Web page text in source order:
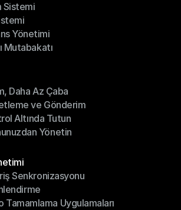
Sistemi
Yönetimi
Yönetimi
Mutabakatı
Daha Az Çaba
Daha Az Çaba
ve Gönderim
ve Gönderim
Altında Tutun
Altında Tutun
Yönetin
Senkronizasyonu
Senkronizasyonu
Tamamlama Uygulamaları